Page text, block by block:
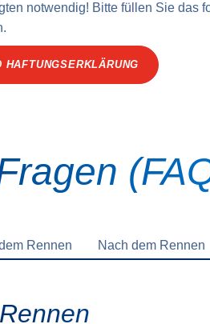
notwendig! Bitte füllen Sie das
HAFTUNGSERKLÄRUNG
Rennen Nach dem Rennen